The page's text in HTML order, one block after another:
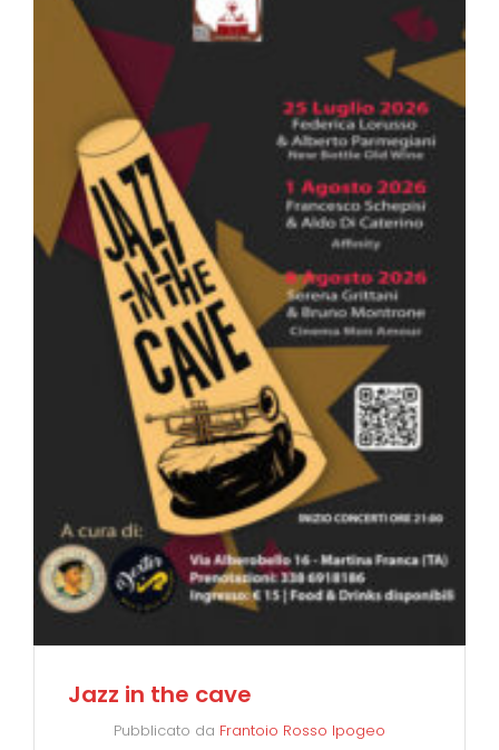
Jazz in the cave
Pubblicato da Frantoio Rosso Ipogeo